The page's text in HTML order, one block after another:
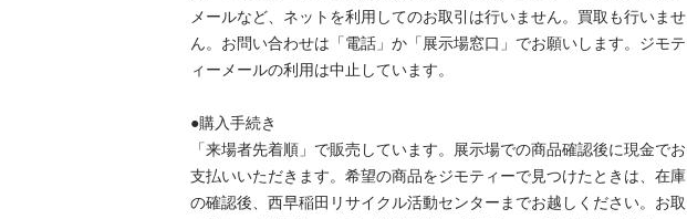
メールなど、ネットを利用してのお取引は行いません。買取も行いませ
ん。お問い合わせは「電話」か「展示場窓口」でお願いします。ジモテ
ィーメールの利用は中止しています。
●購入手続き
「来場者先着順」で販売しています。展示場での商品確認後に現金でお
支払いいただきます。希望の商品をジモティーで見つけたときは、在庫
の確認後、西早稲田リサイクル活動センターまでお越しください。お取